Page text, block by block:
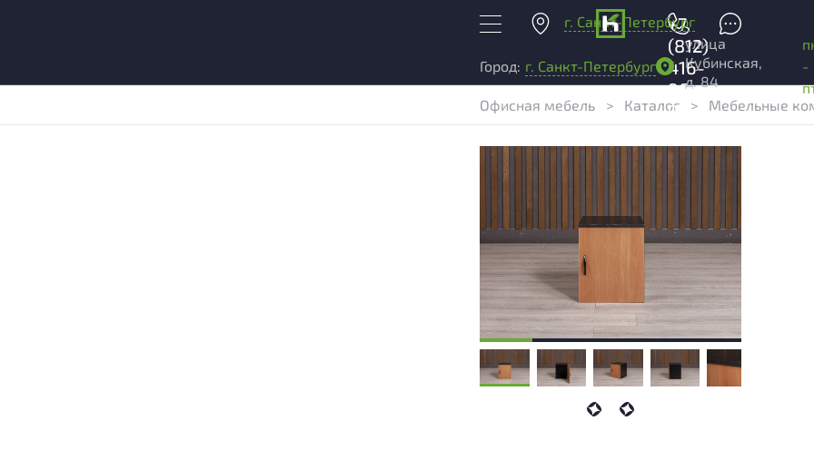
г. Санкт-Петербург
+7
(812)
416-
96-
99
Город: г. Санкт-Петербург
улица
Кубинская,
д. 84
-
Офисная мебель > Каталог > Мебельные